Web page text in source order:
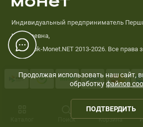
Поиск Корзина
0
Индивидуальный предприниматель
Николаевна,
© Meshok-Monet.NET 2013-2026. Все
Продолжая использовать наш сайт,
обработкуфайлов
ПОДТВЕРДИТЬ